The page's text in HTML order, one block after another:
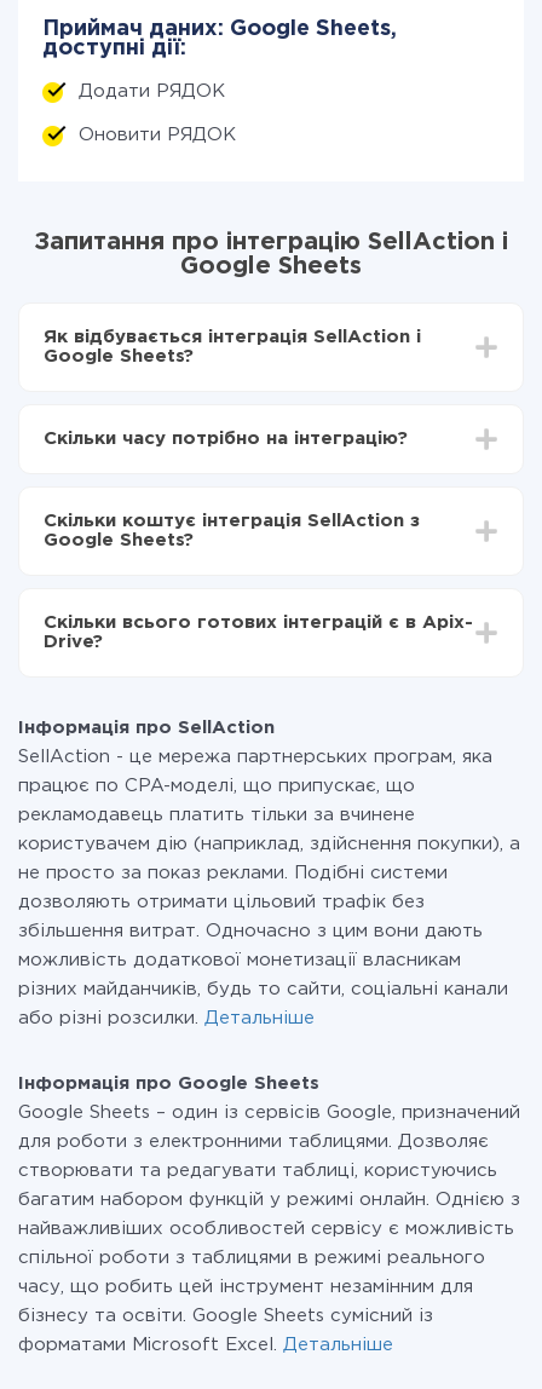
Приймач даних: Google Sheets,
доступні дії:
Додати РЯДОК
Оновити РЯДОК
Запитання про інтеграцію SellAction і
Google Sheets
Як відбувається інтеграція SellAction і
Google Sheets?
Вибираєте які дані передавати з SellAction в
Тепер дані будуть автоматично передаватися з
SellAction в Google Sheets
Скільки часу потрібно на інтеграцію?
становити від 5-ти до 30-хвилин. У середньому
налаштування займає 10-15 хвилин.
Скільки коштує інтеграція SellAction з
Google Sheets?
Ви оплачуєте лише кількість даних, які за фактом
передаються з однієї вашої системи в іншу через
при необхідності. Детальніше про
Скільки всього готових інтеграцій є в Apix-
Drive?
Інформація про SellAction
SellAction - це мережа партнерських програм, яка
працює по CPA-моделі, що припускає, що
рекламодавець платить тільки за вчинене
користувачем дію (наприклад, здійснення покупки), а
не просто за показ реклами. Подібні системи
дозволяють отримати цільовий трафік без
збільшення витрат. Одночасно з цим вони дають
можливість додаткової монетизації власникам
різних майданчиків, будь то сайти, соціальні канали
або різні розсилки. Детальніше
Інформація про Google Sheets
Google Sheets – один із сервісів Google, призначений
для роботи з електронними таблицями. Дозволяє
створювати та редагувати таблиці, користуючись
багатим набором функцій у режимі онлайн. Однією з
найважливіших особливостей сервісу є можливість
спільної роботи з таблицями в режимі реального
часу, що робить цей інструмент незамінним для
бізнесу та освіти. Google Sheets сумісний із
форматами Microsoft Excel. Детальніше